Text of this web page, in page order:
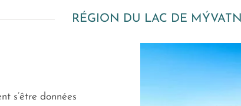
RÉGION DU LAC DE MÝVATN
s’être données